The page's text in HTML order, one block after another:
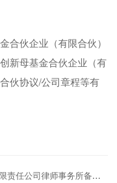
合伙企业（有限合伙）
新母基金合伙企业（有
伙协议/公司章程等有
上一篇：关于申报进入长安汇通集团有限责任公司律师事务所备选库的公告